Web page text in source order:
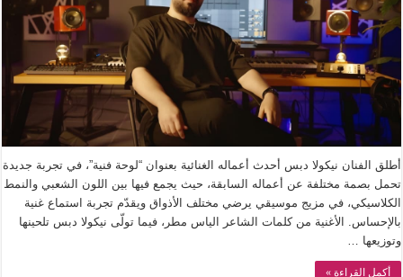
أطلق الفنان نيكولا دبس أحدث أعماله الغنائية بعنوان “لوحة فنية”، في تجربة جديدة
تحمل بصمة مختلفة عن أعماله السابقة، حيث يجمع فيها بين اللون الشعبي والنمط
الكلاسيكي، في مزيج موسيقي يرضي مختلف الأذواق ويقدّم تجربة استماع غنية
بالإحساس. الأغنية من كلمات الشاعر الياس مطر، فيما تولّى نيكولا دبس تلحينها
وتوزيعها …
أكمل القراءة »